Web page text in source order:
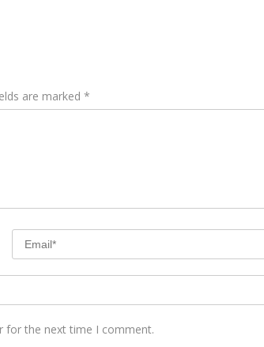
are marked *
for the next time I comment.